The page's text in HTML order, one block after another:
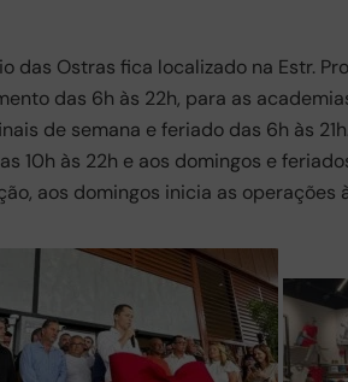
das Ostras fica localizado na Estr.
das 6h às 22h, para as
de semana e feriado das 6h às
10h às 22h e aos domingos e
aos domingos inicia as operações